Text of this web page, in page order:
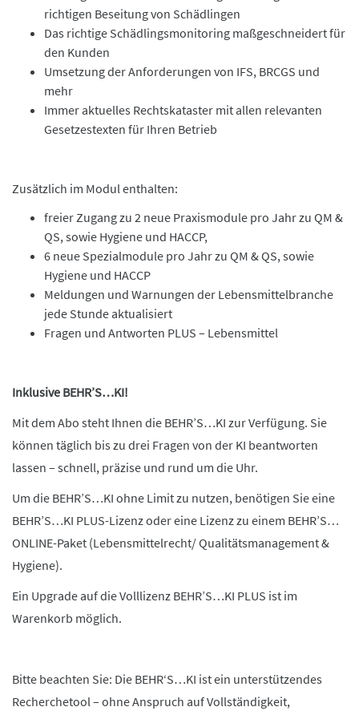
richtigen Beseitung von Schädlingen
Das richtige Schädlingsmonitoring maßgeschneidert für
den Kunden
Umsetzung der Anforderungen von IFS, BRCGS und
mehr
Immer aktuelles Rechtskataster mit allen relevanten
Gesetzestexten für Ihren Betrieb
Zusätzlich im Modul enthalten:
freier Zugang zu 2 neue Praxismodule pro Jahr zu QM &
QS, sowie Hygiene und HACCP,
6 neue Spezialmodule pro Jahr zu QM & QS, sowie
Hygiene und HACCP
Meldungen und Warnungen der Lebensmittelbranche
jede Stunde aktualisiert
Fragen und Antworten PLUS – Lebensmittel
Inklusive BEHR’S…KI!
Mit dem Abo steht Ihnen die BEHR’S…KI zur Verfügung. Sie
können täglich bis zu drei Fragen von der KI beantworten
lassen – schnell, präzise und rund um die Uhr.
Um die BEHR’S…KI ohne Limit zu nutzen, benötigen Sie eine
BEHR’S…KI PLUS-Lizenz oder eine Lizenz zu einem BEHR’S…
ONLINE-Paket (Lebensmittelrecht/ Qualitätsmanagement &
Hygiene).
Ein Upgrade auf die Volllizenz BEHR’S…KI PLUS ist im
Warenkorb möglich.
Bitte beachten Sie: Die BEHR‘S…KI ist ein unterstützendes
Recherchetool – ohne Anspruch auf Vollständigkeit,